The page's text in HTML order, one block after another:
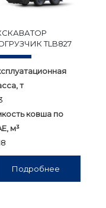
TLB827
т
ковша по
м³
Подробнее